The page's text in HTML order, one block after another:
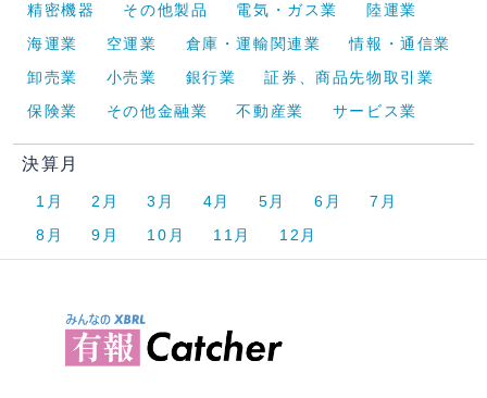
精密機器
その他製品 電気・ガス業
陸運業
海運業
空運業 倉庫・運輸関連業
情報・通信業
卸売業
小売業 銀行業
証券、商品先物取引業
保険業
その他金融業 不動産業 サービス業
決算月
1月 2月 3月 4月 5月 6月
7月
8月
9月 10月 11月 12月